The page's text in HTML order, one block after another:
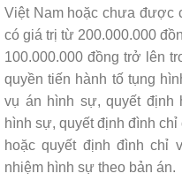
Việt Nam hoặc chưa được
có giá trị từ 200.000.000
100.000.000 đồng trở lên
quyền tiến hành tố tụng
vụ án hình sự, quyết định
hình sự, quyết định đình
hoặc quyết định đình chỉ
nhiệm hình sự theo bản án.